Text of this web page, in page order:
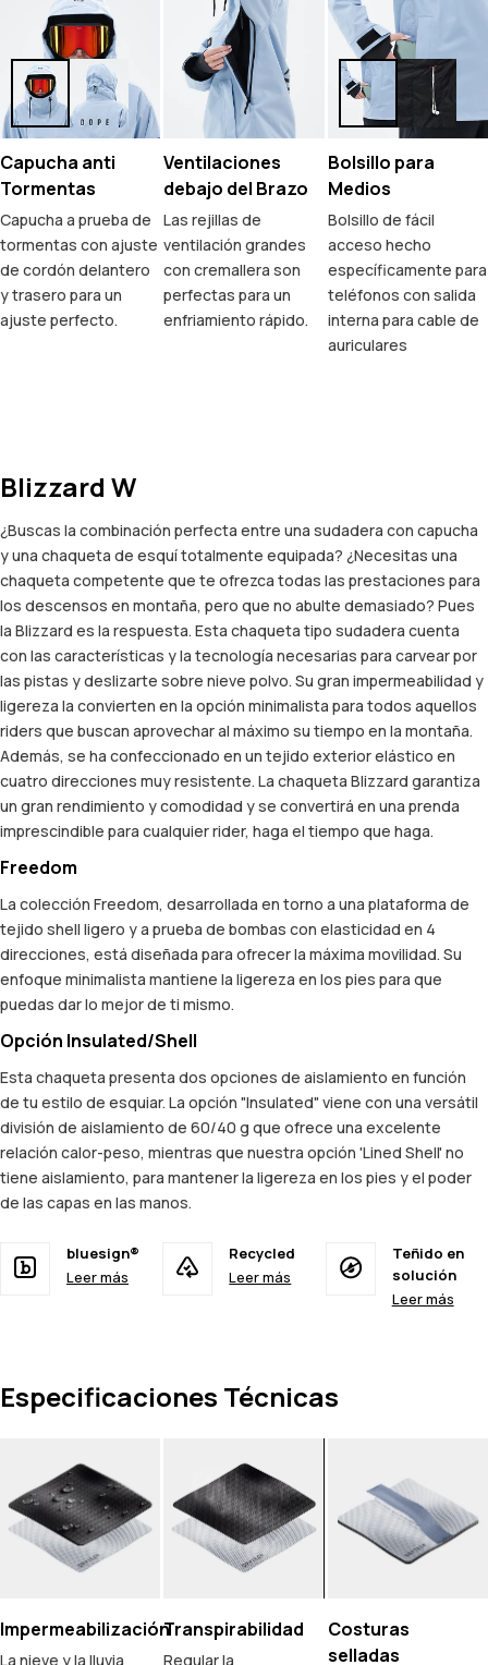
Capucha anti
Tormentas
Capucha a prueba de
tormentas con ajuste
de cordón delantero
y trasero para un
ajuste perfecto.
Ventilaciones
debajo del Brazo
Las rejillas de
ventilación grandes
con cremallera son
perfectas para un
enfriamiento rápido.
Bolsillo para
Medios
Bolsillo de fácil
acceso hecho
específicamente para
teléfonos con salida
interna para cable de
auriculares
Blizzard W
¿Buscas la combinación perfecta entre una sudadera con capucha
y una chaqueta de esquí totalmente equipada? ¿Necesitas una
chaqueta competente que te ofrezca todas las prestaciones para
los descensos en montaña, pero que no abulte demasiado? Pues
la Blizzard es la respuesta. Esta chaqueta tipo sudadera cuenta
con las características y la tecnología necesarias para carvear por
las pistas y deslizarte sobre nieve polvo. Su gran impermeabilidad y
ligereza la convierten en la opción minimalista para todos aquellos
riders que buscan aprovechar al máximo su tiempo en la montaña.
Además, se ha confeccionado en un tejido exterior elástico en
cuatro direcciones muy resistente. La chaqueta Blizzard garantiza
un gran rendimiento y comodidad y se convertirá en una prenda
imprescindible para cualquier rider, haga el tiempo que haga.
Freedom
La colección Freedom, desarrollada en torno a una plataforma de
tejido shell ligero y a prueba de bombas con elasticidad en 4
direcciones, está diseñada para ofrecer la máxima movilidad. Su
enfoque minimalista mantiene la ligereza en los pies para que
puedas dar lo mejor de ti mismo.
Opción Insulated/Shell
Esta chaqueta presenta dos opciones de aislamiento en función
de tu estilo de esquiar. La opción "Insulated" viene con una versátil
división de aislamiento de 60/40 g que ofrece una excelente
relación calor-peso, mientras que nuestra opción 'Lined Shell' no
tiene aislamiento, para mantener la ligereza en los pies y el poder
de las capas en las manos.
bluesign®
Leer más
Recycled
Leer más
Teñido en
solución
Leer más
Especificaciones Técnicas
Impermeabilización
La nieve y la lluvia
Transpirabilidad
Regular la
Costuras
selladas